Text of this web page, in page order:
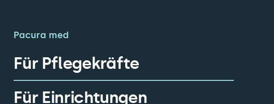
Pacura med
Für Pflegekräfte
Für Einrichtungen